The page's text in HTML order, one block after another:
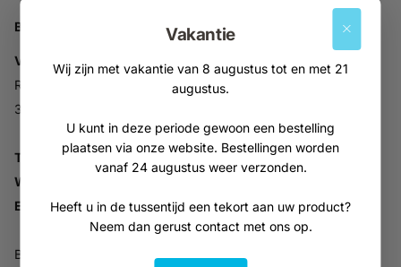
Vakantie
Wij zijn met vakantie van 8 augustus tot en met 21
augustus.
U kunt in deze periode gewoon een bestelling
plaatsen via onze website. Bestellingen worden
vanaf 24 augustus weer verzonden.
Heeft u in de tussentijd een tekort aan uw product?
Neem dan gerust contact met ons op.
Bedrijfsgegevens
Vitabron
Ravelijn 52
3905NV Veenendaal
Tel:
+31 (0)318 553946
Whatsapp:
Email:info@vitabron.nl
BTW NL816914679B01